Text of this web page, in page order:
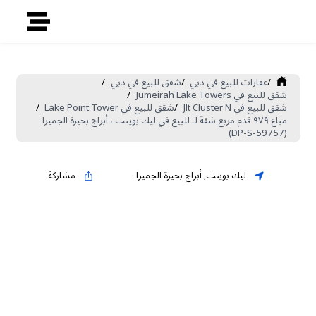
/عقارات للبيع في دبي /شقق للبيع في دبي /
شقق للبيع في Jumeirah Lake Towers /
شقق للبيع في Jlt Cluster N /شقق للبيع في Lake Point Tower /
مباع ٩٧٩ قدم مربع شقة لـ للبيع في ليك بوينت ، أبراج بحيرة الجميرا
(DP-S-59757)
ليك بوينت,أبراج بحيرة الجميرا- مشاركة